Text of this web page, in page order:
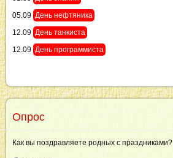
05.09 День нефтяника
12.09 День танкиста
12.09 День программиста
Опрос
Как вы поздравляете родных с праздниками?